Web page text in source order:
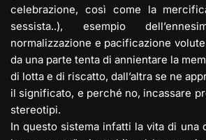
celebrazione, così come la
sessista..), esempio
normalizzazione e pacificazione
da una parte tenta di annientare la
di lotta e di riscatto, dall’altra se ne
il significato, e perché no, incassare
stereotipi.
In questo sistema infatti la vita di una